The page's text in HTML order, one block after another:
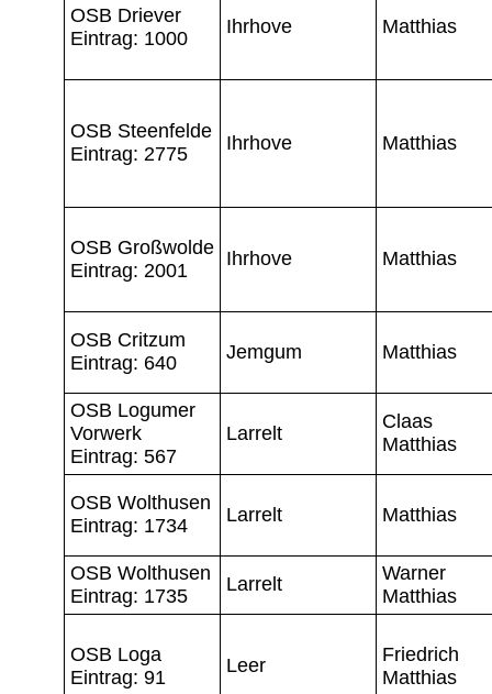
OSB Driever
Eintrag: 1000
Ihrhove Matthias
OSB Steenfelde
Eintrag: 2775
Ihrhove Matthias
OSB Großwolde
Eintrag: 2001
Ihrhove Matthias
OSB Critzum
Eintrag: 640
Jemgum Matthias
OSB Logumer
Vorwerk
Eintrag: 567
Larrelt
Claas
Matthias
OSB Wolthusen
Eintrag: 1734
Larrelt Matthias
OSB Wolthusen
Eintrag: 1735
Larrelt
Warner
Matthias
OSB Loga
Eintrag: 91
Leer
Friedrich
Matthias